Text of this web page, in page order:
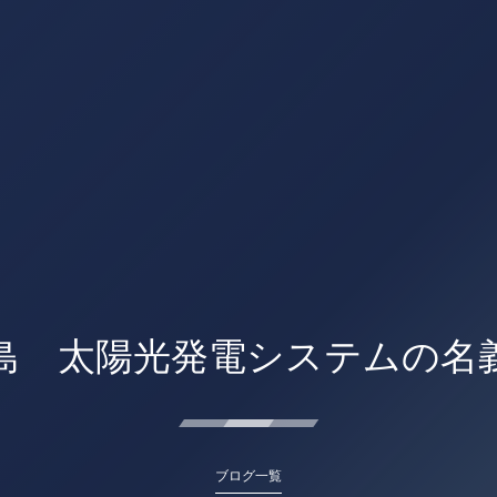
太陽光発電システムの名
ブログ一覧